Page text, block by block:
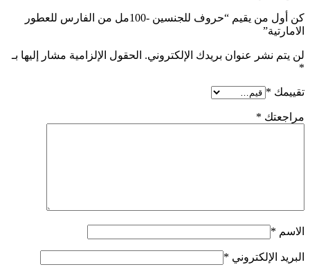
كن أول من يقيم “حروف للجنسين -100مل من الفارس للعطور
الامارتية”
لن يتم نشر عنوان بريدك الإلكتروني. الحقول الإلزامية مشار إليها بـ
*
تقييمك *
مراجعتك *
الاسم *
البريد الإلكتروني *